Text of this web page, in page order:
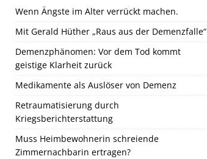
Wenn Ängste im Alter verrückt machen.
Mit Gerald Hüther „Raus aus der Demenzfalle“
Demenzphänomen: Vor dem Tod kommt
geistige Klarheit zurück
Medikamente als Auslöser von Demenz
Retraumatisierung durch
Kriegsberichterstattung
Muss Heimbewohnerin schreiende
Zimmernachbarin ertragen?